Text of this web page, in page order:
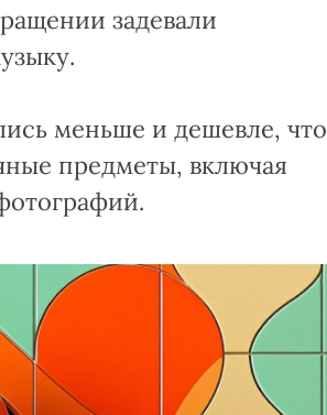
задевали
меньше и дешевле, что
предметы, включая